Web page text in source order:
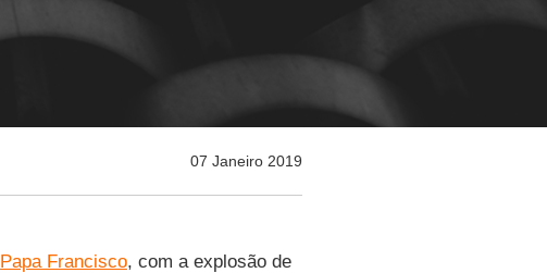
07 Janeiro 2019
Papa Francisco, com a explosão de